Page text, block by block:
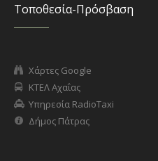
Τοποθεσία-Πρόσβαση
Χάρτες Google
ΚΤΕΛ Αχαΐας
Υπηρεσία RadioTaxi
Δήμος Πάτρας